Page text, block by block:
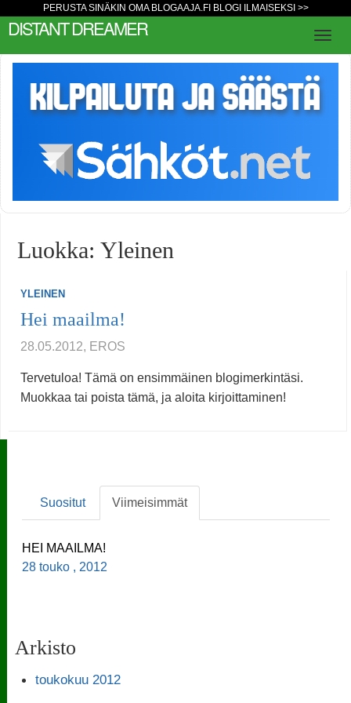
PERUSTA SINÄKIN OMA BLOGAAJA.FI BLOGI ILMAISEKSI >>
DISTANT DREAMER
Luokka: Yleinen
YLEINEN
Hei maailma!
28.05.2012, EROS
Tervetuloa! Tämä on ensimmäinen blogimerkintäsi.
Muokkaa tai poista tämä, ja aloita kirjoittaminen!
Suositut Viimeisimmät
HEI MAAILMA!
28 touko , 2012
Arkisto
toukokuu 2012